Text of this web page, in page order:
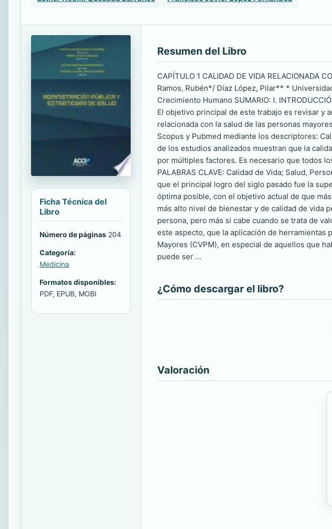
Ficha Técnica del
Libro
Número de páginas 204
Categoría:
Medicina
Formatos disponibles:
PDF, EPUB, MOBI
Resumen del Libro
CAPÍTULO 1 CALIDAD DE VIDA RELACIONADA
Ramos, Rubén*/ Díaz López, Pilar** *
Crecimiento Humano SUMARIO: I.
El objetivo principal de este trabajo es revisar y
relacionada con la salud de las personas
Scopus y Pubmed mediante los descriptores:
de los estudios analizados muestran que la
por múltiples factores. Es necesario que todos
PALABRAS CLAVE: Calidad de Vida; Salud,
que el principal logro del siglo pasado fue la
óptima posible, con el objetivo actual de que
más alto nivel de bienestar y de calidad de vida
persona, pero más si cabe cuando se trata de
este aspecto, que la aplicación de herramientas
Mayores (CVPM), en especial de aquellos que
puede ser ...
¿Cómo descargar el libro?
Valoración